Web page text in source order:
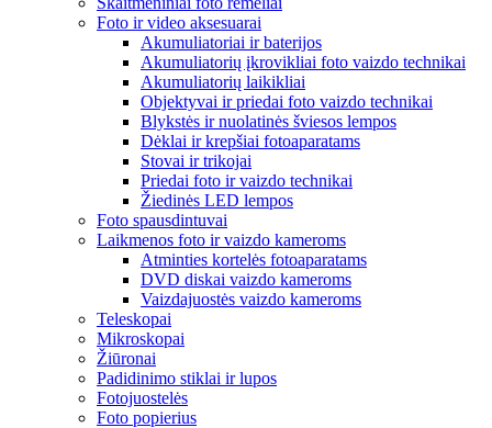
Foto ir video aksesuarai
Akumuliatoriai ir baterijos
Akumuliatorių įkrovikliai foto vaizdo technikai
Akumuliatorių laikikliai
Objektyvai ir priedai foto vaizdo technikai
Blykstės ir nuolatinės šviesos lempos
Dėklai ir krepšiai fotoaparatams
Stovai ir trikojai
Priedai foto ir vaizdo technikai
Žiedinės LED lempos
Foto spausdintuvai
Laikmenos foto ir vaizdo kameroms
Atminties kortelės fotoaparatams
DVD diskai vaizdo kameroms
Vaizdajuostės vaizdo kameroms
Teleskopai
Mikroskopai
Žiūronai
Padidinimo stiklai ir lupos
Fotojuostelės
Foto popierius